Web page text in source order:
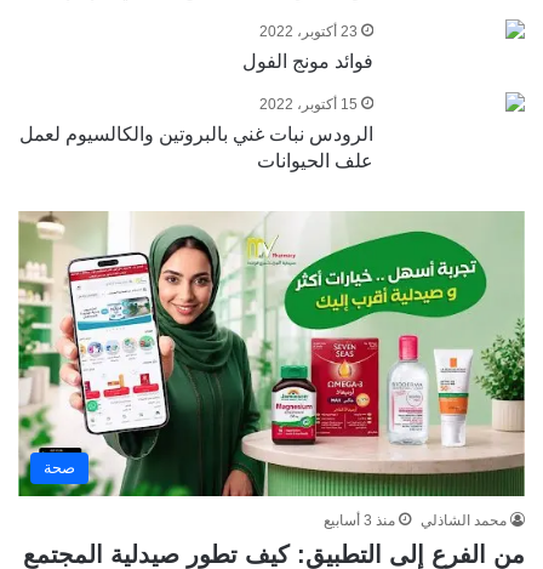
23 أكتوبر، 2022
فوائد مونج الفول
15 أكتوبر، 2022
الرودس نبات غني بالبروتين والكالسيوم لعمل
علف الحيوانات
صحة
محمد الشاذلي منذ 3 أسابيع
من الفرع إلى التطبيق: كيف تطور صيدلية المجتمع